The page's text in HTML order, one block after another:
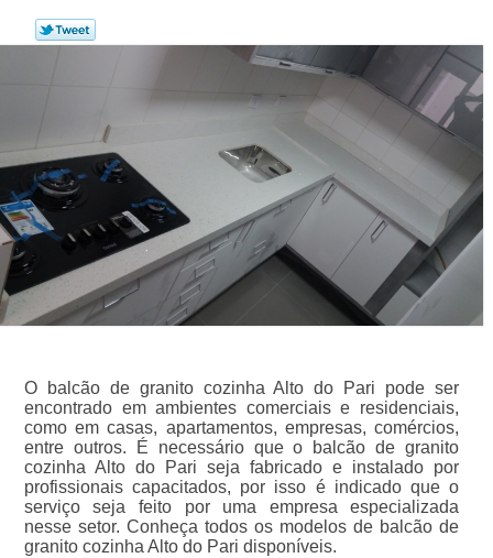
O balcão de granito cozinha Alto do Pari pode ser
encontrado em ambientes comerciais e residenciais,
como em casas, apartamentos, empresas, comércios,
entre outros. É necessário que o balcão de granito
cozinha Alto do Pari seja fabricado e instalado por
profissionais capacitados, por isso é indicado que o
serviço seja feito por uma empresa especializada
nesse setor. Conheça todos os modelos de balcão de
granito cozinha Alto do Pari disponíveis.